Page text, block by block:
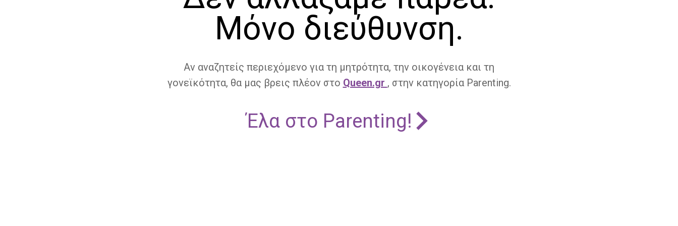
Μόνο διεύθυνση.
Αν αναζητείς περιεχόμενο για τη μητρότητα, την οικογένεια και τη
γονεϊκότητα, θα μας βρεις πλέον στο Queen.gr , στην κατηγορία Parenting.
Έλα στο Parenting!